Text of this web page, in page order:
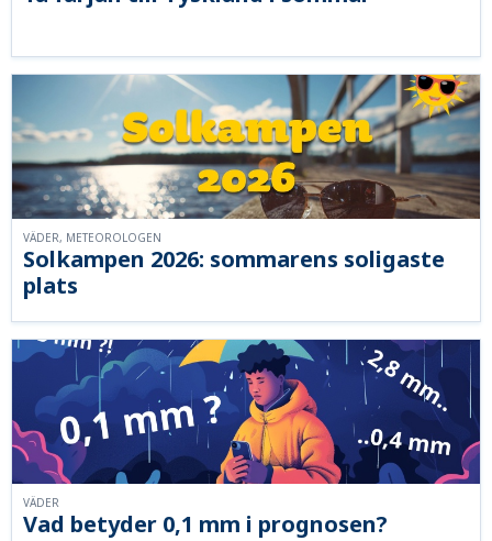
Solkampen 2026: sommarens soligaste
plats
VÄDER, METEOROLOGEN
Vad betyder 0,1 mm i prognosen?
VÄDER